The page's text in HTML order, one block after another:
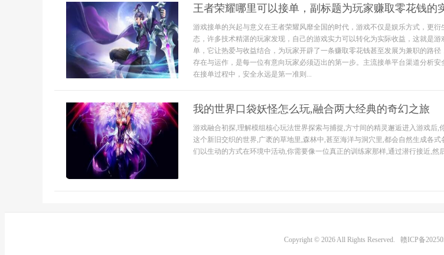
王者荣耀哪里可以接单，副标题为玩家赚取零花钱的
游戏接单的兴起与意义在王者荣耀风靡全国的时代，游戏不仅是娱乐方式，更衍
态，许多技术精湛的玩家发现，自己的游戏实力可以转化为实际收益，这就是游
单，它让热爱与收益结合，为玩家开辟了一条赚取零花钱甚至发展为兼职的路径
存在与运作，是每一位有意向玩家必须迈出的第一步。主流接单平台渠道分析安
在接单过程中，安全永远是第一准则...
我的世界口袋妖怪怎么玩,融合两大经典的奇幻之旅
游戏融合初探,理解模组核心玩法世界探索与捕捉,方寸间的精灵邂逅进入游戏后,
这个新旧交织的世界,广袤的草地里,森林中,甚至海洋与洞穴里,都会自然生成各式
们以生动的方式在环境中活动,你需要像一位真正的训练家那样,通过潜行接近,然
Copyright © 2026 All Rights Reserved. 赣ICP备